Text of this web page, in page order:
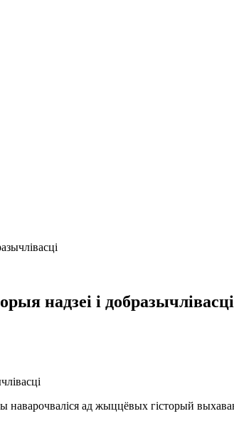
надзеі і добразычлівасці
наварочваліся ад жыццёвых гісторый